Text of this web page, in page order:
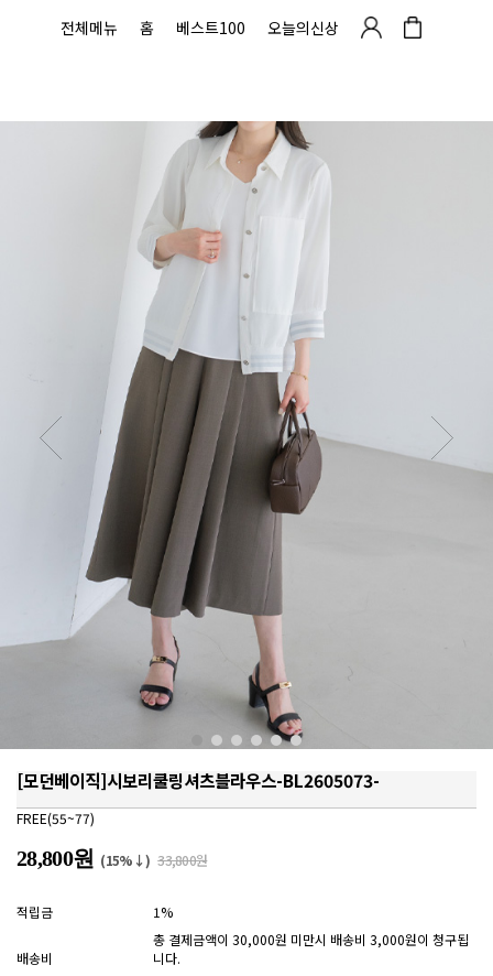
전체메뉴 홈 베스트100 오늘의신상
[모던베이직]시보리쿨링셔츠블라우스-BL2605073-
FREE(55~77)
28,800원 (15%↓) 33,800원
적립금 1%
배송비
총 결제금액이 30,000원 미만시 배송비 3,000원이 청구됩
니다.